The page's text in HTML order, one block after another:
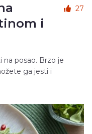
i
27
posao. Brzo je
ga jesti i